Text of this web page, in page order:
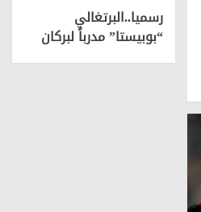
رسميا..البرتغالي
“بوبيستا” مدرباً لبركان